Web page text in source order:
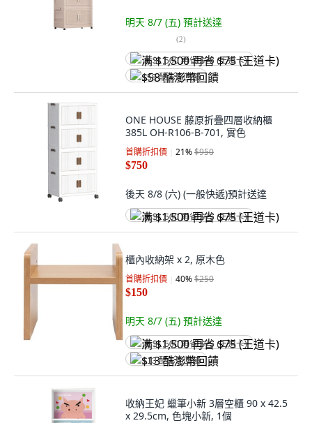
明天 8/7 (五) 預計送達
(2)
满 $1,500 再省 $75 (王道卡)
$58 酷澎幣回饋
ONE HOUSE 藤原折疊四層收納櫃
385L OH-R106-B-701, 實色
首購折扣價 21%$950
$750
後天 8/8 (六) (一般快遞)預計送達
满 $1,500 再省 $75 (王道卡)
櫃內收納架 x 2, 原木色
首購折扣價 40%$250
$150
明天 8/7 (五) 預計送達
满 $1,500 再省 $75 (王道卡)
$13 酷澎幣回饋
收納王妃 蠟筆小新 3層空櫃 90 x 42.5
x 29.5cm, 色塊小新, 1個